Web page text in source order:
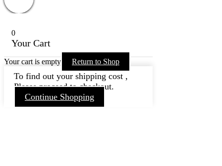
0
Your Cart
Your cart is empty Return to Shop
To find out your shipping cost ,
Please proceed to checkout.
Continue Shopping